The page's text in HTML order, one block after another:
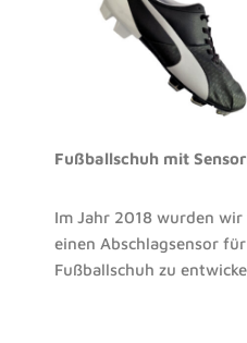
Fußballschuh mit
Im Jahr 2018 wurden
einen Abschlagsensor
Fußballschuh zu